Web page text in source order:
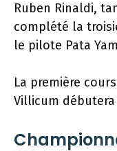
Ruben Rinaldi,
complété la
le pilote Pata
La première
Villicum débutera